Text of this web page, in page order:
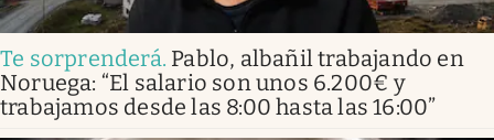
Te sorprenderá. Pablo, albañil trabajando en
Noruega: “El salario son unos 6.200€ y
trabajamos desde las 8:00 hasta las 16:00”